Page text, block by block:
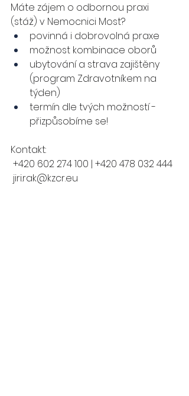
Máte zájem o odbornou praxi
(stáž) v Nemocnici Most?
povinná i dobrovolná praxe
možnost kombinace oborů
ubytování a strava zajištěny
(program Zdravotníkem na
týden)
termín dle tvých možností -
přizpůsobíme se!
Kontakt:
+420 602 274 100 | +420 478 032 444
jiri.rak@kzcr.eu